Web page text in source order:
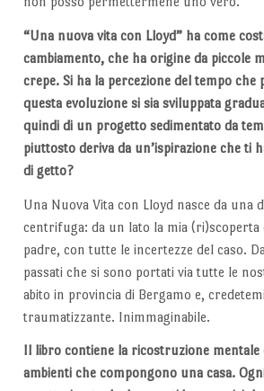
“Una nuova vita con Lloyd” ha come
cambiamento, che ha origine da piccole
crepe. Si ha la percezione del tempo che
questa evoluzione si sia sviluppata
quindi di un progetto sedimentato da
piuttosto deriva da un’ispirazione che ti
di getto?
Una Nuova Vita con Lloyd nasce da una
centrifuga: da un lato la mia (ri)scoperta
padre, con tutte le incertezze del caso.
passati che si sono portati via tutte le
abito in provincia di Bergamo e,
traumatizzante. Inimmaginabile.
Il libro contiene la ricostruzione mentale
ambienti che compongono una casa.